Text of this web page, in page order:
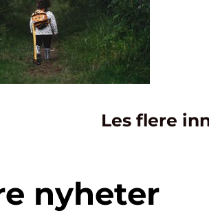
Les flere
nyheter